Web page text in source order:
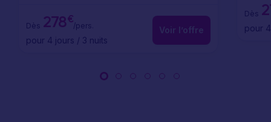
Dès 278€
/pers.
pour 4 jours / 3 nuits
Voir l’offre
Dès
pour